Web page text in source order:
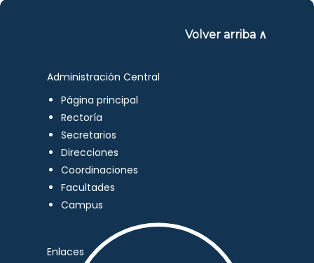
Volver arriba ∧
Administración Central
Página principal
Rectoría
Secretarios
Direcciones
Coordinaciones
Facultades
Campus
Enlaces